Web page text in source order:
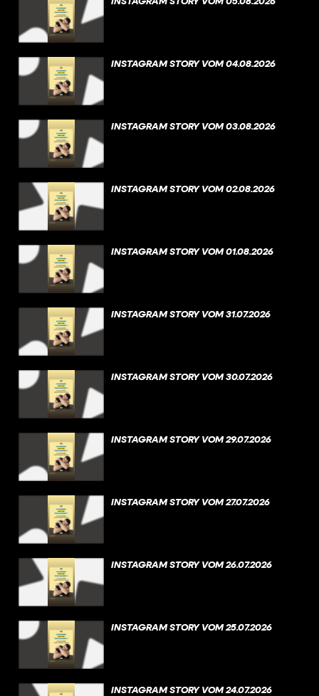
INSTAGRAM STORY VOM 04.08.2026
INSTAGRAM STORY VOM 03.08.2026
INSTAGRAM STORY VOM 02.08.2026
INSTAGRAM STORY VOM 01.08.2026
INSTAGRAM STORY VOM 31.07.2026
INSTAGRAM STORY VOM 30.07.2026
INSTAGRAM STORY VOM 29.07.2026
INSTAGRAM STORY VOM 27.07.2026
INSTAGRAM STORY VOM 26.07.2026
INSTAGRAM STORY VOM 25.07.2026
INSTAGRAM STORY VOM 24.07.2026